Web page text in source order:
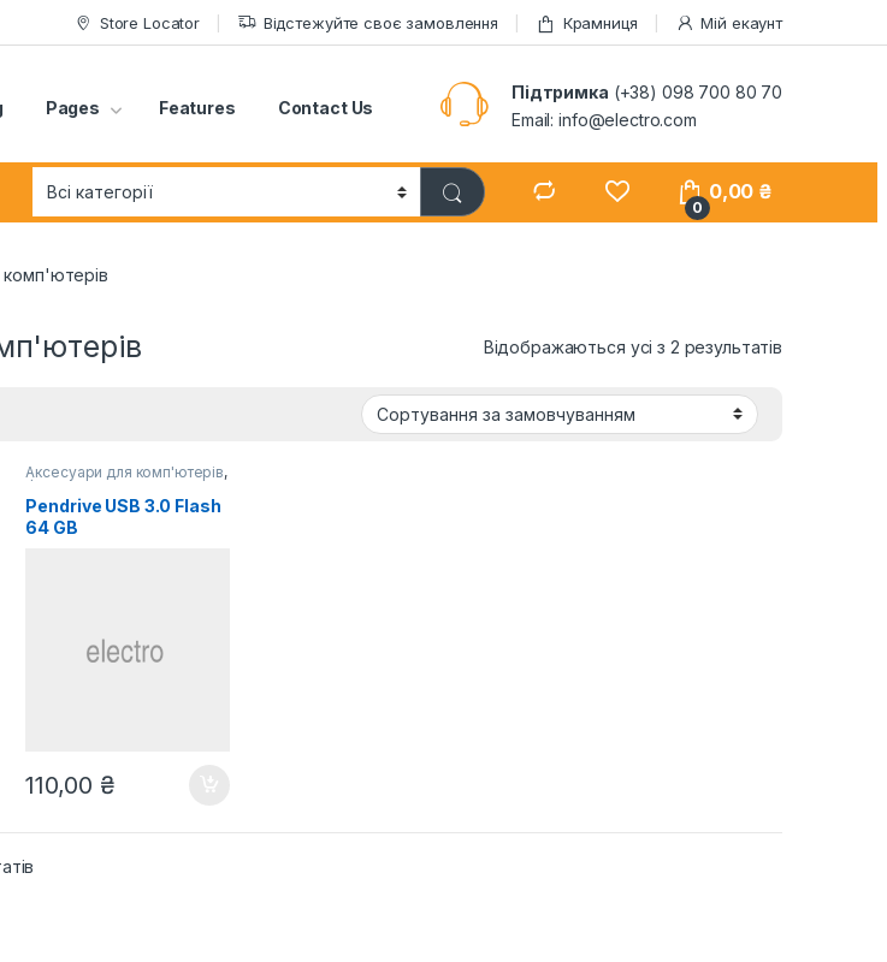
Store Locator Відстежуйте своє замовлення Крамниця Мій екаунт
Pages Features Contact Us
Підтримка (+38) 098 700 80 70
Email: info@electro.com
0
0,00 ₴
Відображаються усі з 2 результатів
Аксесуари для комп'ютерів,
Флешки
Pendrive USB 3.0 Flash
64 GB
110,00 ₴